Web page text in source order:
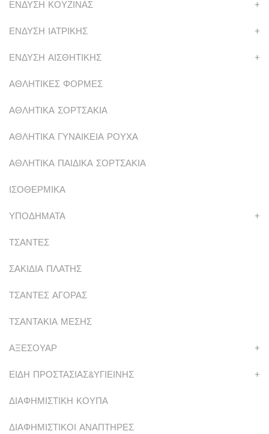
ΕΝΔΥΣΗ ΚΟΥΖΙΝΑΣ +
ΕΝΔΥΣΗ ΙΑΤΡΙΚΗΣ +
ΕΝΔΥΣΗ ΑΙΣΘΗΤΙΚΗΣ +
ΑΘΛΗΤΙΚΕΣ ΦΟΡΜΕΣ
ΑΘΛΗΤΙΚΑ ΣΟΡΤΣΑΚΙΑ
ΑΘΛΗΤΙΚΑ ΓΥΝΑΙΚΕΙΑ ΡΟΥΧΑ
ΑΘΛΗΤΙΚΑ ΠΑΙΔΙΚΑ ΣΟΡΤΣΑΚΙΑ
ΙΣΟΘΕΡΜΙΚΑ
ΥΠΟΔΗΜΑΤΑ +
ΤΣΑΝΤΕΣ
ΣΑΚΙΔΙΑ ΠΛΑΤΗΣ
ΤΣΑΝΤΕΣ ΑΓΟΡΑΣ
ΤΣΑΝΤΑΚΙΑ ΜΕΣΗΣ
ΑΞΕΣΟΥΑΡ +
ΕΙΔΗ ΠΡΟΣΤΑΣΙΑΣ&ΥΓΙΕΙΝΗΣ +
ΔΙΑΦΗΜΙΣΤΙΚΗ ΚΟΥΠΑ
ΔΙΑΦΗΜΙΣΤΙΚΟΙ ΑΝΑΠΤΗΡΕΣ